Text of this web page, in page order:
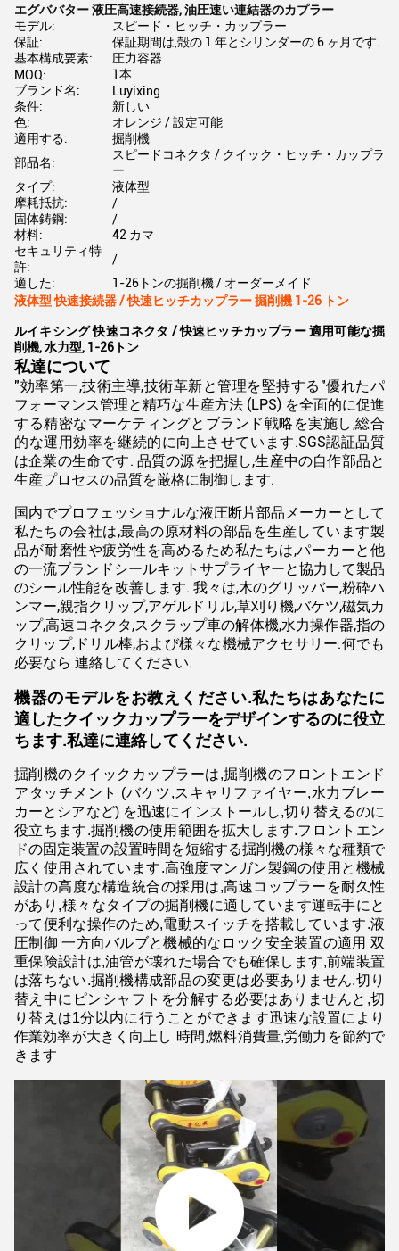
エグババター 液圧高速接続器,油圧速い連結器のカプラー
モデル:
スピード・ヒッチ・カップラー
保証:
保証期間は,殻の 1 年とシリンダーの 6 ヶ月です.
基本構成要素:
圧力容器
MOQ:
1本
ブランド名:
Luyixing
条件:
新しい
色:
オレンジ / 設定可能
適用する:
掘削機
部品名:
スピードコネクタ / クイック・ヒッチ・カップラ
ー
タイプ:
液体型
摩耗抵抗:
/
固体鋳鋼:
/
材料:
42 カマ
セキュリティ特
許:
/
適した:
1-26トンの掘削機 / オーダーメイド
液体型 快速接続器 / 快速ヒッチカップラー 掘削機 1-26 トン
ルイキシング 快速コネクタ / 快速ヒッチカップラー 適用可能な掘
削機, 水力型, 1-26トン
私達について
"効率第一,技術主導,技術革新と管理を堅持する"優れたパ
フォーマンス管理と精巧な生産方法 (LPS) を全面的に促進
する精密なマーケティングとブランド戦略を実施し,総合
的な運用効率を継続的に向上させています.SGS認証品質
は企業の生命です. 品質の源を把握し,生産中の自作部品と
生産プロセスの品質を厳格に制御します.
国内でプロフェッショナルな液圧断片部品メーカーとして
私たちの会社は,最高の原材料の部品を生産しています製
品が耐磨性や疲労性を高めるため私たちは,パーカーと他
の一流ブランドシールキットサプライヤーと協力して製品
のシール性能を改善します. 我々は,木のグリッバー,粉砕ハ
ンマー,親指クリップ,アゲルドリル,草刈り機,バケツ,磁気カ
ップ,高速コネクタ,スクラップ車の解体機,水力操作器,指の
クリップ,ドリル棒,および様々な機械アクセサリー.何でも
必要なら 連絡してください.
機器のモデルをお教えください.私たちはあなたに
適したクイックカップラーをデザインするのに役立
ちます.私達に連絡してください.
掘削機のクイックカップラーは,掘削機のフロントエンド
アタッチメント (バケツ,スキャリファイヤー,水力ブレー
カーとシアなど) を迅速にインストールし,切り替えるのに
役立ちます.掘削機の使用範囲を拡大します.フロントエン
ドの固定装置の設置時間を短縮する掘削機の様々な種類で
広く使用されています.高強度マンガン製鋼の使用と機械
設計の高度な構造統合の採用は,高速コップラーを耐久性
があり,様々なタイプの掘削機に適しています運転手にと
って便利な操作のため,電動スイッチを搭載しています.液
圧制御 一方向バルブと機械的なロック安全装置の適用 双
重保険設計は,油管が壊れた場合でも確保します,前端装置
は落ちない.掘削機構成部品の変更は必要ありません.切り
替え中にピンシャフトを分解する必要はありませんと,切
り替えは1分以内に行うことができます迅速な設置により
作業効率が大きく向上し 時間,燃料消費量,労働力を節約で
きます